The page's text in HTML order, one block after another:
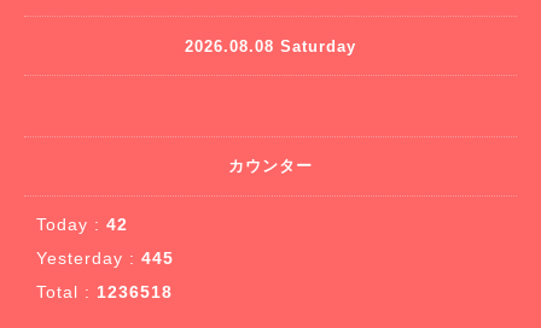
2026.08.08 Saturday
カウンター
Today : 42
Yesterday : 445
Total : 1236518